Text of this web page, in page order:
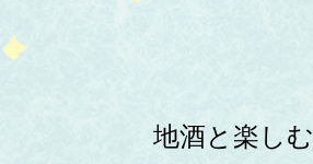
地酒と楽しむ